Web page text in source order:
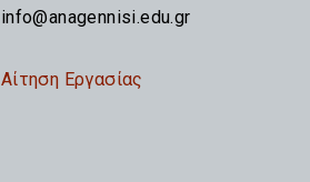
info@anagennisi.edu.gr
Αίτηση Εργασίας